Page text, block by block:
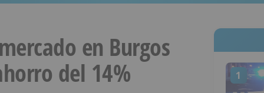
en Burgos
del 14%
1